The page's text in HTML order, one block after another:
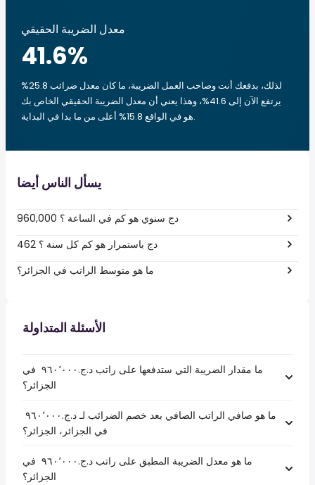
معدل الضريبة الحقيقي
41.6%
لذلك، بدفعك أنت وصاحب العمل الضريبة، ما كان معدل ضرائب 25.8%
يرتفع الآن إلى 41.6%، وهذا يعني أن معدل الضريبة الحقيقي الخاص بك
هو في الواقع 15.8% أعلى من ما بدا في البداية.
يسأل الناس أيضا
960,000 دج سنوي هو كم في الساعة ؟
462 دج باستمرار هو كم كل سنة ؟
ما هو متوسط الراتب في الجزائر؟
الأسئلة المتداولة
ما مقدار الضريبة التي ستدفعها على راتب د.ج.‏٩٦٠٬٠٠٠ ‏ في
الجزائر؟
في الجزائر، الجزائر؟
ما هو معدل الضريبة المطبق على راتب د.ج.‏٩٦٠٬٠٠٠ ‏ في
الجزائر؟